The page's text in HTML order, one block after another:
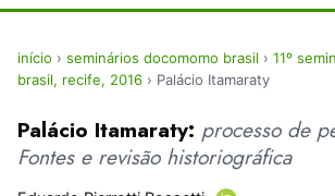
início › seminários docomomo brasil › 11º
brasil, recife, 2016 › Palácio Itamaraty
Palácio Itamaraty: processo de
Fontes e revisão historiográfica